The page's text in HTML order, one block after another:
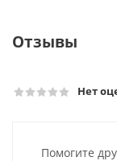
Отзывы
Нет
Помогите